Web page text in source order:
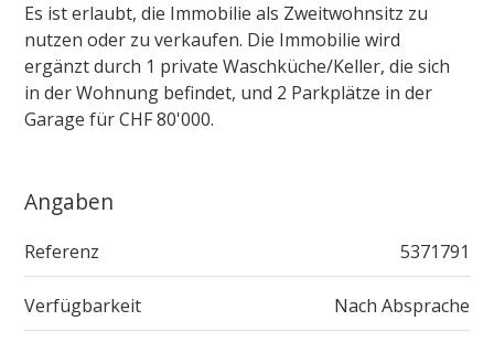
Es ist erlaubt, die Immobilie als Zweitwohnsitz zu
nutzen oder zu verkaufen. Die Immobilie wird
ergänzt durch 1 private Waschküche/Keller, die sich
in der Wohnung befindet, und 2 Parkplätze in der
Garage für CHF 80'000.
Angaben
Referenz 5371791
Verfügbarkeit Nach Absprache